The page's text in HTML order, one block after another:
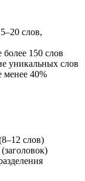
слов,
150 слов
уникальных слов
менее 40%
слов)